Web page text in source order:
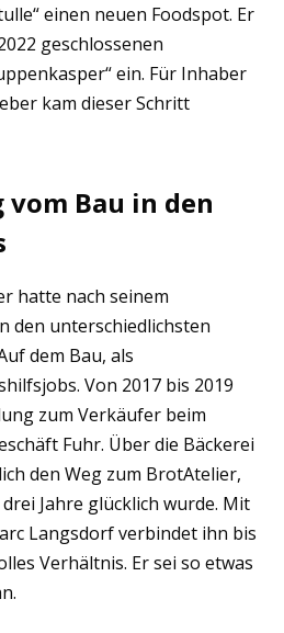
einen neuen Foodspot. Er
geschlossenen
ein. Für Inhaber
kam dieser Schritt
vom Bau in den
hatte nach seinem
den unterschiedlichsten
dem Bau, als
Von 2017 bis 2019
zum Verkäufer beim
Fuhr. Über die Bäckerei
den Weg zum BrotAtelier,
Jahre glücklich wurde. Mit
Langsdorf verbindet ihn bis
Verhältnis. Er sei so etwas